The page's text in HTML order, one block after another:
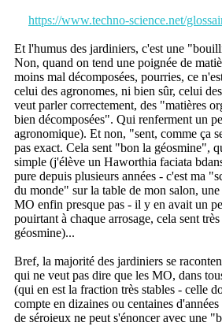
https://www.techno-science.net/
Et l'humus des jardiniers, c'est une
Non, quand on tend une poignée de
moins mal décomposées, pourries, ce
celui des agronomes, ni bien sûr, celui
veut parler correctement, des "matières
bien décomposées". Qui renferment un
agronomique). Et non, "sent, comme ça
pas exact. Cela sent "bon la géosmine",
simple (j'élève un Haworthia faciata
pure depuis plusieurs années - c'est ma
du monde" sur la table de mon salon,
MO enfin presque pas - il y en avait un
pouirtant à chaque arrosage, cela sent
géosmine)...
Bref, la majorité des jardiniers se
qui ne veut pas dire que les MO, dans
(qui en est la fraction très stables - celle
compte en dizaines ou centaines
de séroieux ne peut s'énoncer avec une